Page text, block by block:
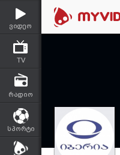
ვიდეო
TV
რადიო
სპორტი